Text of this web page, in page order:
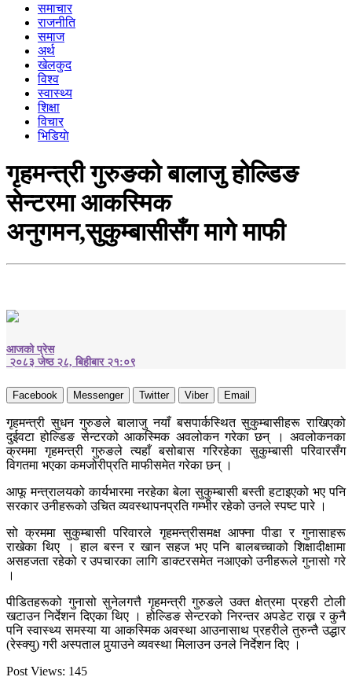
समाचार
राजनीति
समाज
अर्थ
खेलकुद
विश्व
स्वास्थ्य
शिक्षा
विचार
भिडियाे
गृहमन्त्री गुरुङको बालाजु होल्डिङ
सेन्टरमा आकस्मिक
अनुगमन,सुकुम्बासीसँग मागे माफी
आजको प्रेस
२०८३ जेष्ठ २८, बिहीबार २१:०९
Facebook Messenger Twitter Viber Email
गृहमन्त्री सुधन गुरुङले बालाजु नयाँ बसपार्कस्थित सुकुम्बासीहरू राखिएको
दुईवटा होल्डिङ सेन्टरको आकस्मिक अवलोकन गरेका छन् । अवलोकनका
क्रममा गृहमन्त्री गुरुङले त्यहाँ बसोबास गरिरहेका सुकुम्बासी परिवारसँग
विगतमा भएका कमजोरीप्रति माफीसमेत गरेका छन् ।
आफू मन्त्रालयको कार्यभारमा नरहेका बेला सुकुम्बासी बस्ती हटाइएको भए पनि
सरकार उनीहरूको उचित व्यवस्थापनप्रति गम्भीर रहेको उनले स्पष्ट पारे ।
सो क्रममा सुकुम्बासी परिवारले गृहमन्त्रीसमक्ष आफ्ना पीडा र गुनासाहरू
राखेका थिए । हाल बस्न र खान सहज भए पनि बालबच्चाको शिक्षादीक्षामा
असहजता रहेको र उपचारका लागि डाक्टरसमेत नआएको उनीहरूले गुनासो गरे
।
पीडितहरूको गुनासो सुनेलगत्तै गृहमन्त्री गुरुङले उक्त क्षेत्रमा प्रहरी टोली
खटाउन निर्देशन दिएका थिए । होल्डिङ सेन्टरको निरन्तर अपडेट राख्न र कुनै
पनि स्वास्थ्य समस्या या आकस्मिक अवस्था आउनासाथ प्रहरीले तुरुन्तै उद्धार
(रेस्क्यु) गरी अस्पताल पुर्‍याउने व्यवस्था मिलाउन उनले निर्देशन दिए ।
Post Views: 145